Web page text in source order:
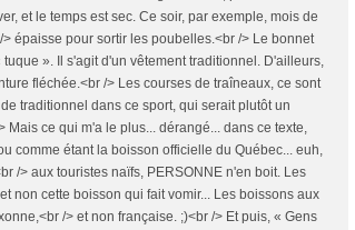
et le temps est sec. Ce soir, par exemple, mois de
épaisse pour sortir les poubelles.<br /> Le bonnet
». Il s'agit d'un vêtement traditionnel. D'ailleurs,
fléchée.<br /> Les courses de traîneaux, ce sont
traditionnel dans ce sport, qui serait plutôt un
Mais ce qui m'a le plus... dérangé... dans ce texte,
comme étant la boisson officielle du Québec... euh,
/> aux touristes naïfs, PERSONNE n'en boit. Les
non cette boisson qui fait vomir... Les boissons aux
/> et non française. ;)<br /> Et puis, « Gens